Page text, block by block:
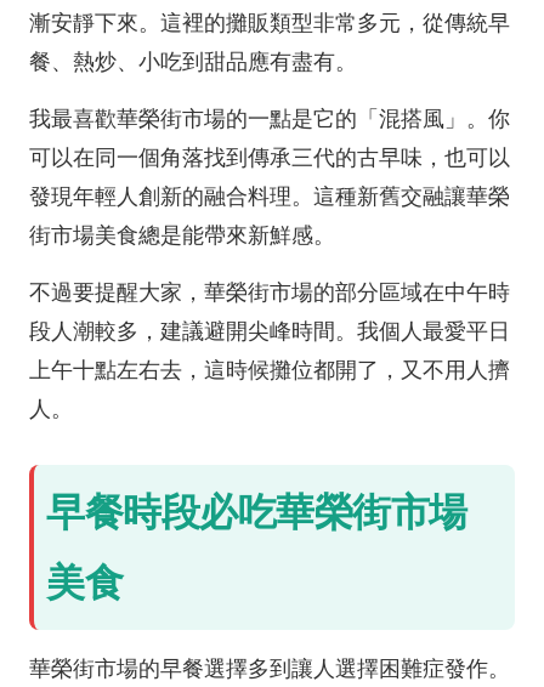
漸安靜下來。這裡的攤販類型非常多元，從傳統早
餐、熱炒、小吃到甜品應有盡有。
我最喜歡華榮街市場的一點是它的「混搭風」。你
可以在同一個角落找到傳承三代的古早味，也可以
發現年輕人創新的融合料理。這種新舊交融讓華榮
街市場美食總是能帶來新鮮感。
不過要提醒大家，華榮街市場的部分區域在中午時
段人潮較多，建議避開尖峰時間。我個人最愛平日
上午十點左右去，這時候攤位都開了，又不用人擠
人。
早餐時段必吃華榮街市場
美食
華榮街市場的早餐選擇多到讓人選擇困難症發作。